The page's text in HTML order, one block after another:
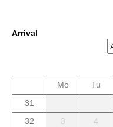
Arrival
Mo
Tu
31
32
3 4